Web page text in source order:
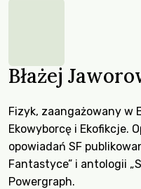
Błażej
Fizyk, zaangażowany w
Ekowyborcę i Ekofikcje.
opowiadań SF
Fantastyce” i antologii
Powergraph.